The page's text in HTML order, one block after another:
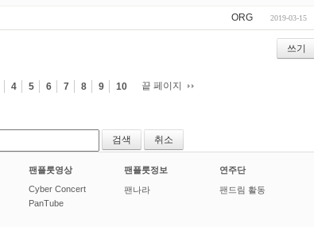
ORG 2019-03-15
쓰기
4 5 6 7 8 9 10 끝 페이지
취소
팬플룻영상
Cyber Concert
PanTube
팬플룻정보
팬나라
연주단
팬드림 활동